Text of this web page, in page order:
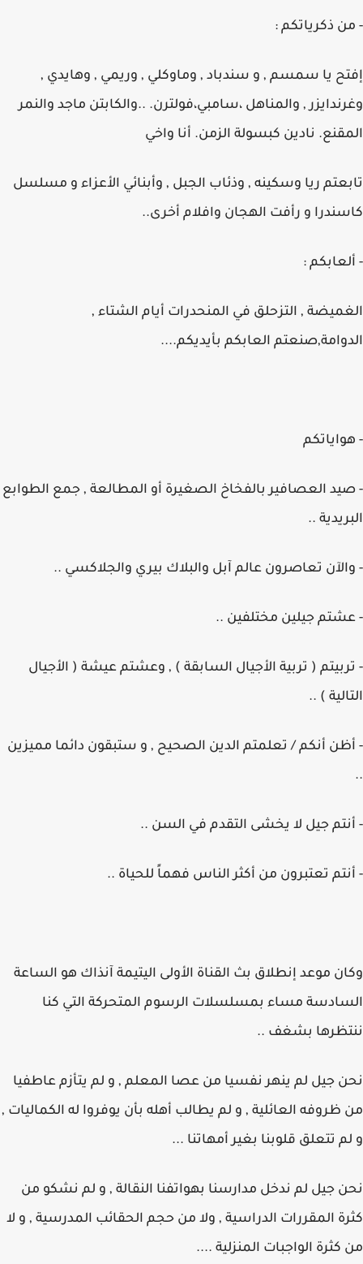
- من ذكرياتكم :
إفتح يا سمسم , و سندباد , وماوكلي , وريمي , وهايدي ,
وغرندايزر , والمناهل ،سامبي،فولترن. ..والكابتن ماجد والنمر
المقنع. نادين كبسولة الزمن. أنا واخي
تابعتم ريا وسكينه , وذئاب الجبل , وأبنائي الأعزاء و مسلسل
كاسندرا و رأفت الهجان وافلام أخرى..
- ألعابكم :
الغميضة , التزحلق في المنحدرات أيام الشتاء ,
الدوامة,صنعتم العابكم بأيديكم....
- هواياتكم
- صيد العصافير بالفخاخ الصغيرة أو المطالعة , جمع الطوابع
البريدية ..
- والآن تعاصرون عالم آبل والبلاك بيري والجلاكسي ..
- عشتم جيلين مختلفين ..
- تربيتم ( تربية الأجيال السابقة ) , وعشتم عيشة ( الأجيال
التالية ) ..
- أظن أنكم / تعلمتم الدين الصحيح , و ستبقون دائما مميزين
..
- أنتم جيل لا يخشى التقدم في السن ..
- أنتم تعتبرون من أكثر الناس فهماً للحياة ..
وكان موعد إنطلاق بث القناة الأولى اليتيمة آنذاك هو الساعة
السادسة مساء بمسلسلات الرسوم المتحركة التي كنا
ننتظرها بشغف ..
نحن جيل لم ينهر نفسيا من عصا المعلم , و لم يتأزم عاطفيا
من ظروفه العائلية , و لم يطالب أهله بأن يوفروا له الكماليات ,
و لم تتعلق قلوبنا بغير أمهاتنا ...
نحن جيل لم ندخل مدارسنا بهواتفنا النقالة , و لم نشكو من
كثرة المقررات الدراسية , ولا من حجم الحقائب المدرسية , و لا
من كثرة الواجبات المنزلية ....